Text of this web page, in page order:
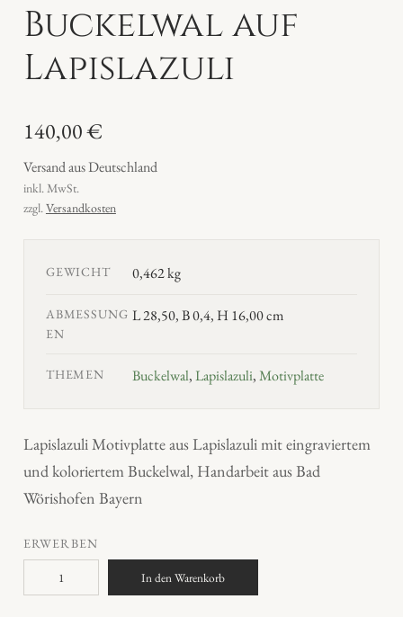
Buckelwal auf
Lapislazuli
140,00€
Versand aus Deutschland
inkl. MwSt.
zzgl.Versandkosten
GEWICHT 0,462 kg
ABMESSUNG
EN
L 28,50, B 0,4, H 16,00 cm
THEMEN Buckelwal,Lapislazuli,Motivplatte
Lapislazuli Motivplatte aus Lapislazuli mit eingraviertem
und koloriertem Buckelwal, Handarbeit aus Bad
Wörishofen Bayern
ERWERBEN
u
In den Warenkorb